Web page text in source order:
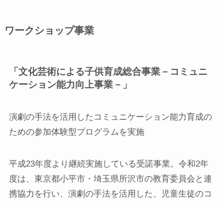
ワークショップ事業
「文化芸術による子供育成総合事業－コミュニ
ケーション能力向上事業－」
演劇の手法を活用したコミュニケーション能力育成の
ための参加体験型プログラムを実施
平成23年度より継続実施している受諾事業。令和2年
度は、東京都小平市・埼玉県所沢市の教育委員会と連
携協力を行い、演劇の手法を活用した、児童生徒のコ